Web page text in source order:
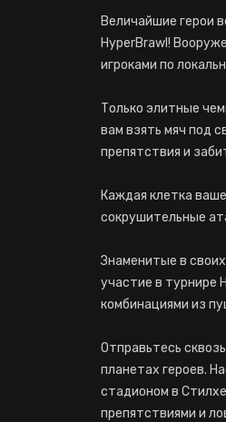
Величайшие герои
HyperBrawl!
игроками по
Только элитные
вам взять мяч под
препятствия и
Каждая клетка
сокрушительные
Знаменитые в
участие в турнире
комбинациями из
Отправьтесь
планетах героев.
стадионом в
препятствиями и